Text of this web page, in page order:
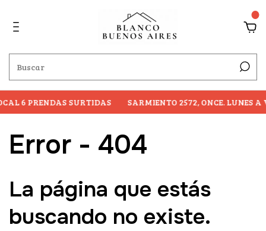
6 PRENDAS SURTIDAS SARMIENTO 2572, ONCE. LUNES A
Error - 404
La página que estás
buscando no existe.